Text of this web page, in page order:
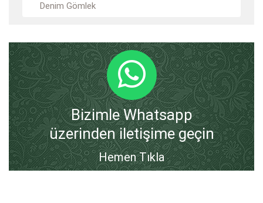
Denim Gömlek
Bizimle Whatsapp
üzerinden iletişime geçin
Hemen Tıkla